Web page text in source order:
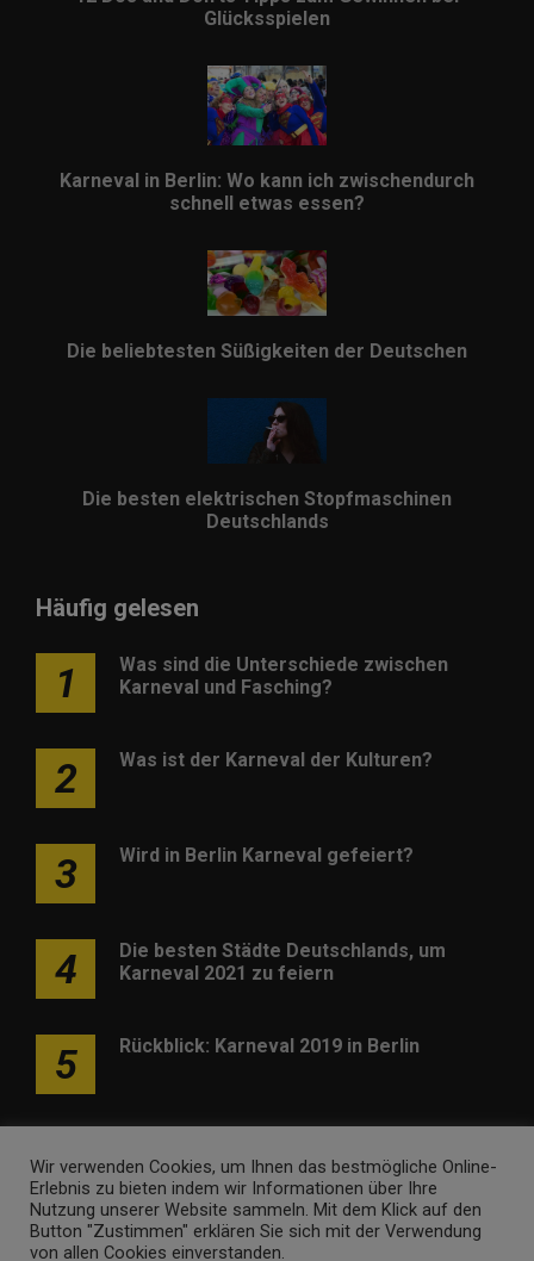
Glücksspielen
Karneval in Berlin: Wo kann ich zwischendurch
schnell etwas essen?
Die beliebtesten Süßigkeiten der Deutschen
Die besten elektrischen Stopfmaschinen
Deutschlands
Häufig gelesen
1
Was sind die Unterschiede zwischen
Karneval und Fasching?
2 Was ist der Karneval der Kulturen?
3 Wird in Berlin Karneval gefeiert?
4
Die besten Städte Deutschlands, um
Karneval 2021 zu feiern
5 Rückblick: Karneval 2019 in Berlin
Werben Kontakt Impressum Newsletter
Wir verwenden Cookies, um Ihnen das bestmögliche Online-
Erlebnis zu bieten indem wir Informationen über Ihre
Nutzung unserer Website sammeln. Mit dem Klick auf den
Button "Zustimmen" erklären Sie sich mit der Verwendung
von allen Cookies einverstanden.